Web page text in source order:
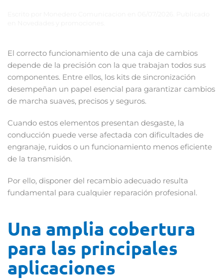
El correcto funcionamiento de una caja de cambios
depende de la precisión con la que trabajan todos sus
componentes. Entre ellos, los kits de sincronización
desempeñan un papel esencial para garantizar cambios
de marcha suaves, precisos y seguros.
Cuando estos elementos presentan desgaste, la
conducción puede verse afectada con dificultades de
engranaje, ruidos o un funcionamiento menos eficiente
de la transmisión.
Por ello, disponer del recambio adecuado resulta
fundamental para cualquier reparación profesional.
Una amplia cobertura
para las principales
aplicaciones